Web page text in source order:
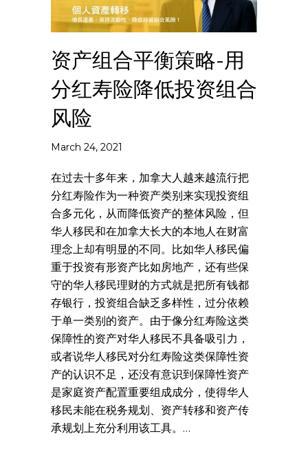
资产组合平衡策略-用
分红寿险降低投资组合
风险
March 24, 2021
在过去十多年来，加拿大人越来越流行把
分红寿险作为一种资产类别来实现投资组
合多元化，从而降低资产的整体风险，但
华人移民和在加拿大长大的本地人在财富
理念上却有明显的不同。比如华人移民偏
重于投资有形资产比如房地产，还有些保
守的华人移民理财的方式就是把所有钱都
存银行，投资组合缺乏多样性，过分依赖
于单一类别的资产。由于像分红寿险这类
保障性的资产对华人移民不具备吸引力，
或者说华人移民对分红寿险这类保障性资
产的认识不足，还没有意识到保障性资产
是家庭资产配置重要组成成分，使得华人
移民未能在税务规划、资产转移和资产传
承规划上充分利用该工具。…